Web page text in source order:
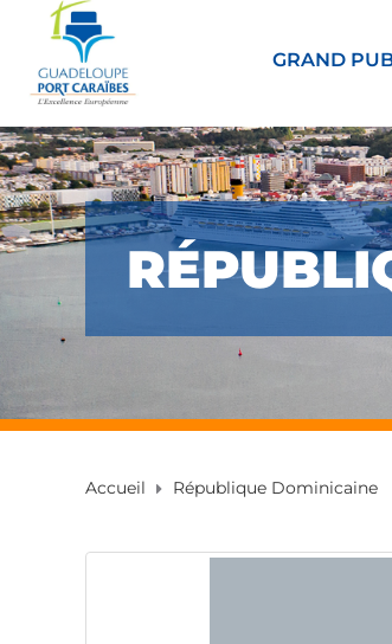
GRAND
Accueil République Dominicaine